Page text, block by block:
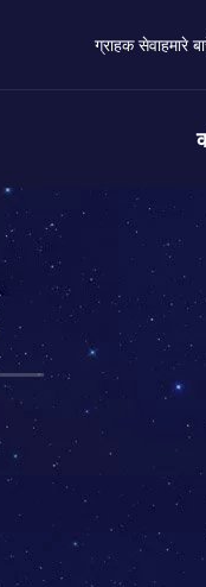
ग्राहक सेवाहमारे